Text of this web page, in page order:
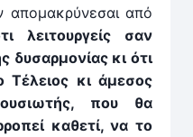
απο­μακρύνεσαι από
λειτουρ­γείς σαν
δυσαρ­μονίας κι ότι
Τέλειος κι άμεσος
που θα
καθετί, να το